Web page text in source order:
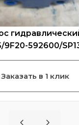
9F20-592600/
Заказать в 1 клик